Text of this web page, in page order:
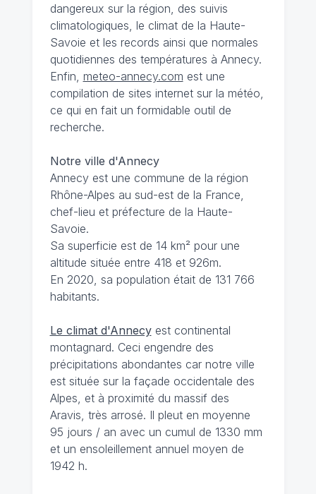
dangereux sur la région, des suivis
climatologiques, le climat de la Haute-
Savoie et les records ainsi que normales
quotidiennes des températures à Annecy.
Enfin, meteo-annecy.com est une
compilation de sites internet sur la météo,
ce qui en fait un formidable outil de
recherche.
Notre ville d'Annecy
Annecy est une commune de la région
Rhône-Alpes au sud-est de la France,
chef-lieu et préfecture de la Haute-
Savoie.
Sa superficie est de 14 km² pour une
altitude située entre 418 et 926m.
En 2020, sa population était de 131 766
habitants.
Le climat d'Annecyest continental
montagnard. Ceci engendre des
précipitations abondantes car notre ville
est située sur la façade occidentale des
Alpes, et à proximité du massif des
Aravis, très arrosé. Il pleut en moyenne
95 jours / an avec un cumul de 1330 mm
et un ensoleillement annuel moyen de
1942 h.